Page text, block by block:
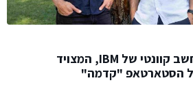
לראשונה בעולם: מחשב קוונטי של IBM, המצויד
הסטארטאפ "קדמה"